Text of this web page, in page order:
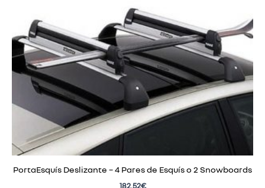
PortaEsquís Deslizante – 4 Pares de Esquís o 2 Snowboards
182,52€